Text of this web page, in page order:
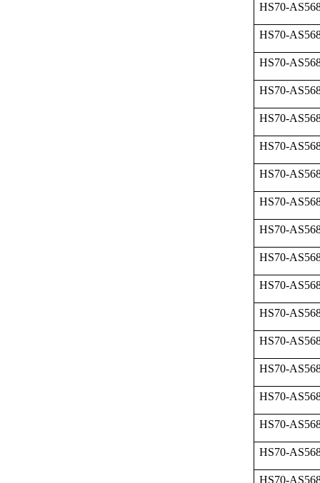
HS70-
HS70-
HS70-
HS70-
HS70-
HS70-
HS70-
HS70-
HS70-
HS70-
HS70-
HS70-
HS70-
HS70-
HS70-
HS70-
HS70-
HS70-